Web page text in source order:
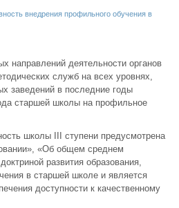
внедрения профильного обучения в
направлений деятельности органов
служб на всех уровнях,
заведений в последние годы
старшей школы на профильное
школы III ступени предусмотрена
«Об общем среднем
развития образования,
в старшей школе и является
доступности к качественному